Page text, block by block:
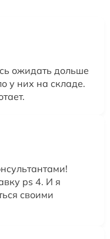
ожидать дольше
у них на складе.
ps 4. И я
своими